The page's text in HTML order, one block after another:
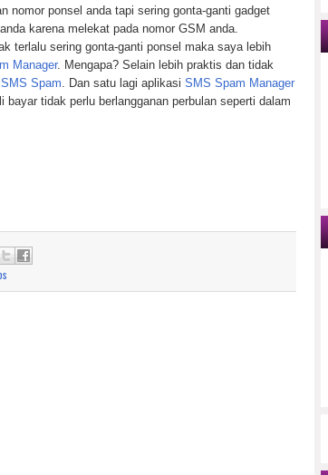
nomor ponsel anda tapi sering gonta-ganti gadget
karena melekat pada nomor GSM anda.
terlalu sering gonta-ganti ponsel maka saya lebih
Manager. Mengapa? Selain lebih praktis dan tidak
SMS Spam . Dan satu lagi aplikasi SMS Spam Manager
tidak perlu berlangganan perbulan seperti dalam